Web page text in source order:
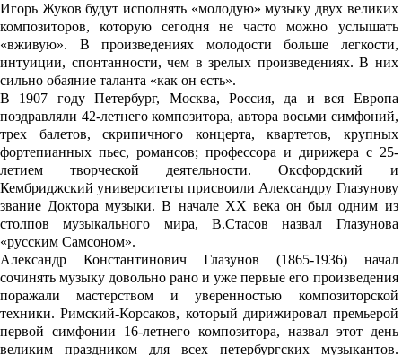
Игорь Жуков будут исполнять «молодую» музыку двух великих
композиторов, которую сегодня не часто можно услышать
«вживую». В произведениях молодости больше легкости,
интуиции, спонтанности, чем в зрелых произведениях. В них
сильно обаяние таланта «как он есть».
В 1907 году Петербург, Москва, Россия, да и вся Европа
поздравляли 42-летнего композитора, автора восьми симфоний,
трех балетов, скрипичного концерта, квартетов, крупных
фортепианных пьес, романсов; профессора и дирижера с 25-
летием творческой деятельности. Оксфордский и
Кембриджский университеты присвоили Александру Глазунову
звание Доктора музыки. В начале XX века он был одним из
столпов музыкального мира, В.Стасов назвал Глазунова
«русским Самсоном».
Александр Константинович Глазунов (1865-1936) начал
сочинять музыку довольно рано и уже первые его произведения
поражали мастерством и уверенностью композиторской
техники. Римский-Корсаков, который дирижировал премьерой
первой симфонии 16-летнего композитора, назвал этот день
великим праздником для всех петербургских музыкантов.